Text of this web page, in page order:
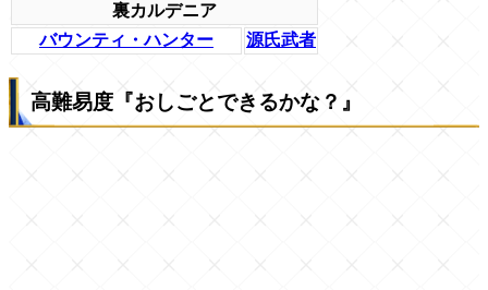
裏カルデニア
バウンティ・ハンター
源氏武者
高難易度『おしごとできるかな？』